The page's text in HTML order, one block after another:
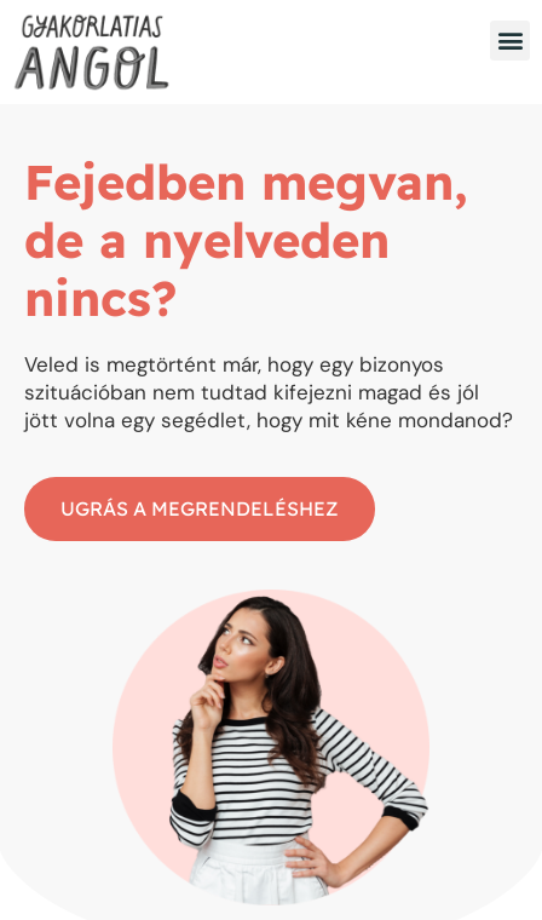
Fejedben megvan,
de a nyelveden
nincs?
Veled is megtörtént már, hogy egy bizonyos
szituációban nem tudtad kifejezni magad és jól
jött volna egy segédlet, hogy mit kéne mondanod?
UGRÁS A MEGRENDELÉSHEZ